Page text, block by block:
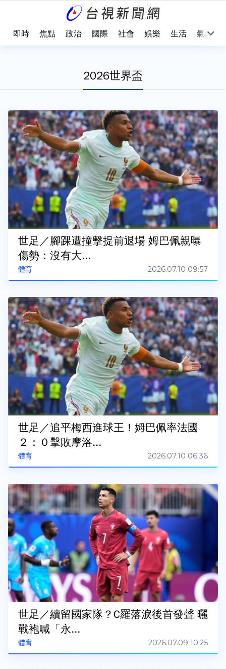
即時 焦點 政治 國際 社會 娛樂 生活 氣象
2026世界盃
體育
世足／腳踝遭撞擊提前退場 姆巴佩親曝
傷勢：沒有大...
2026.07.10 09:57
體育
世足／追平梅西進球王！姆巴佩率法國
２：０擊敗摩洛...
2026.07.10 06:36
體育
世足／續留國家隊？C羅落淚後首發聲 曬
戰袍喊「永...
2026.07.09 10:25